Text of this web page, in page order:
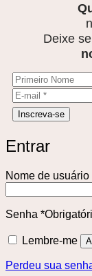
Deixe
Entrar
Nome de usuário
Senha *
Lembre-me
Perdeu sua